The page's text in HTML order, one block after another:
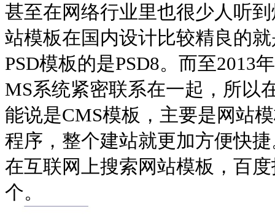
甚至在网络行业里也很少人听
站模板在国内设计比较精良的
PSD模板的是PSD8。而至2013
MS系统紧密联系在一起，所以
能说是CMS模板，主要是网站
程序，整个建站就更加方便快
在互联网上搜索网站模板，百
个。